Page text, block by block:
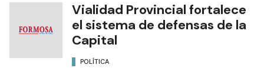
Vialidad Provincial fortalece
el sistema de defensas de la
Capital
POLÍTICA